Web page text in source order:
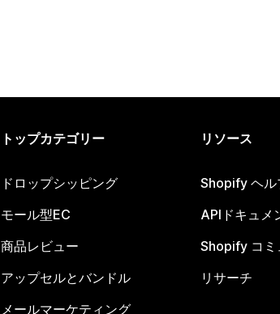
トップカテゴリー
ドロップシッピング
モール型EC
商品レビュー
アップセルとバンドル
メールマーケティング
リソース
Shopify ヘル
APIドキュメ
Shopify コミ
リサーチ